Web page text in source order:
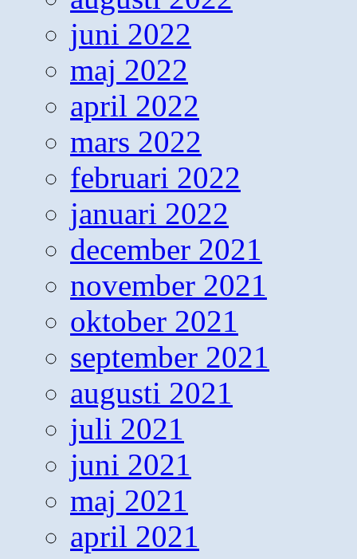
juni 2022
maj 2022
april 2022
mars 2022
februari 2022
januari 2022
december 2021
november 2021
oktober 2021
september 2021
augusti 2021
juli 2021
juni 2021
maj 2021
april 2021